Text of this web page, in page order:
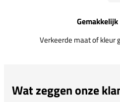
Verkeerde maat of kleur
Wat zeggen onze